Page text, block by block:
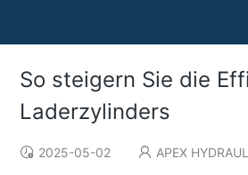
So steigern Sie die
Laderzylinders
2025-05-02 APEX